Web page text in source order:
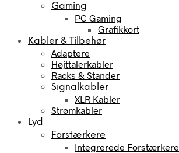
Gaming
PC Gaming
Grafikkort
Kabler & Tilbehør
Adaptere
Højttalerkabler
Racks & Stander
Signalkabler
XLR Kabler
Strømkabler
Lyd
Forstærkere
Integrerede Forstærkere